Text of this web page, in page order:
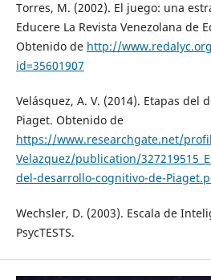
Torres, M. (2002). El juego: una
Educere La Revista Venezolana de
Obtenido de http://
id=35601907
Velásquez, A. V. (2014). Etapas del
Piaget. Obtenido de
https://www.researchgate.net/
Velazquez/publication/
del-desarrollo-cognitivo-de-
Wechsler, D. (2003). Escala de
PsycTESTS.